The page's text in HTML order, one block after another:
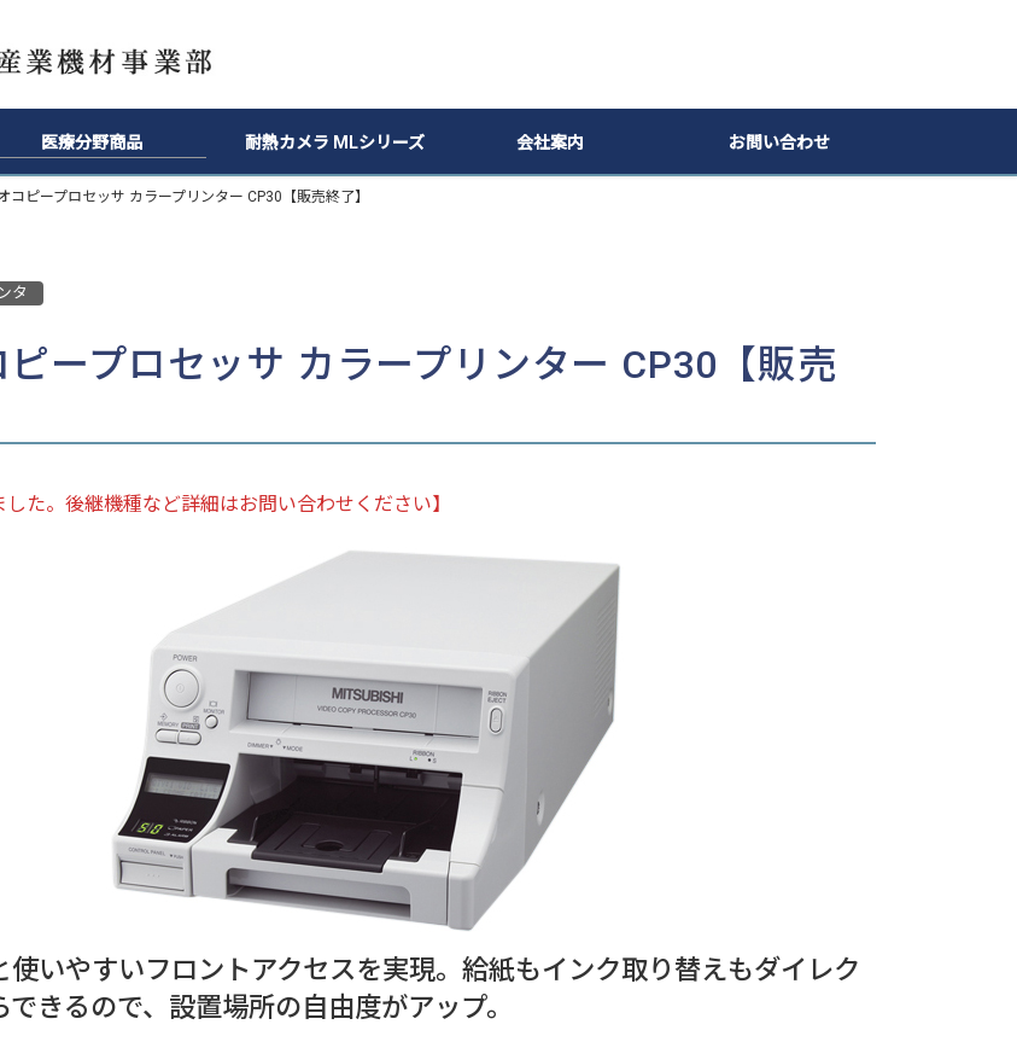
医療分野商品 耐熱カメラ MLシリーズ 会社案内 お問い合わせ
コピープロセッサ カラープリンター CP30【販売終了】
タ
ピープロセッサ カラープリンター CP30【販売
た。後継機種など詳細はお問い合わせください】
使いやすいフロントアクセスを実現。給紙もインク取り替えもダイレク
できるので、設置場所の自由度がアップ。